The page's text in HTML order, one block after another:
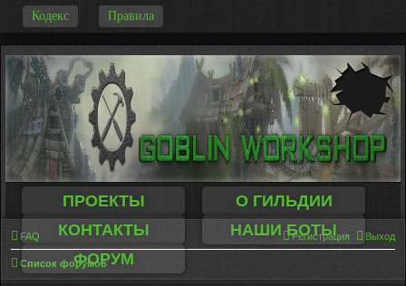
Кодекс Правила
ПРОЕКТЫ
О ГИЛЬДИИ
КОНТАКТЫ
НАШИ БОТЫ
ФОРУМ
FAQ Выход
Регистрация
Список форумов